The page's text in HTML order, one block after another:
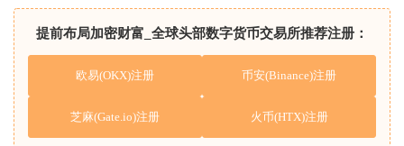
提前布局加密财富_全球头部数字货币交易所推荐注册：
欧易(OKX)注册 币安(Binance)注册
芝麻(Gate.io)注册 火币(HTX)注册